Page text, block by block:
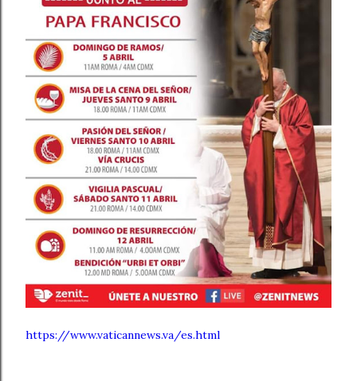
https://www.vaticannews.va/es.html